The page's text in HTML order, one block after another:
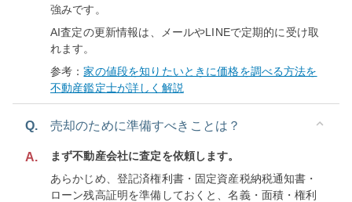
強みです。
AI査定の更新情報は、メールやLINEで定期的に受け取
れます。
参考：家の値段を知りたいときに価格を調べる方法を
不動産鑑定士が詳しく解説
Q. 売却のために準備すべきことは？
A.
まず不動産会社に査定を依頼します。
あらかじめ、登記済権利書・固定資産税納税通知書・
ローン残高証明を準備しておくと、名義・面積・権利